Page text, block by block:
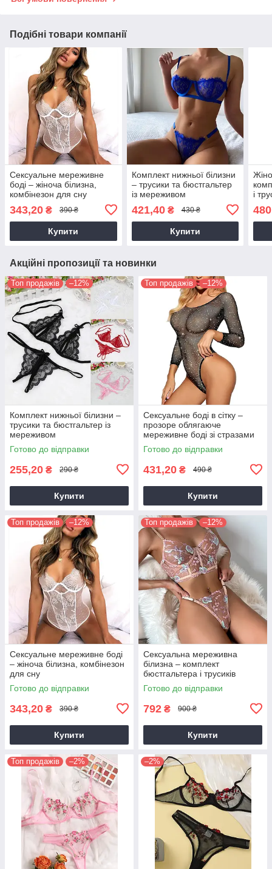
Подібні товари компанії
Сексуальне мереживне
боді – жіноча білизна,
комбінезон для сну
343,20 ₴ 390 ₴
Купити
Комплект нижньої білизни
– трусики та бюстгальтер
із мереживом
421,40₴ 430 ₴
Купити
і
Акційні пропозиції та новинки
Топ продажів –12%
Комплект нижньої білизни –
трусики та бюстгальтер із
мереживом
Готово до відправки
255,20 ₴ 290 ₴
Купити
Топ продажів –12%
Сексуальне боді в сітку –
прозоре облягаюче
мереживне боді зі стразами
Готово до відправки
431,20 ₴ 490 ₴
Купити
Топ продажів –12%
Сексуальне мереживне боді
– жіноча білизна, комбінезон
для сну
Готово до відправки
343,20 ₴ 390 ₴
Купити
Топ продажів –12%
Сексуальна мереживна
білизна – комплект
бюстгальтера і трусиків
Готово до відправки
792 ₴ 900 ₴
Купити
Топ продажів –2% –2%